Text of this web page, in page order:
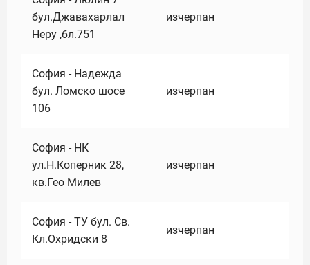
бул.Джавахарлал
Неру ,бл.751
изчерпан
София - Надежда
бул. Ломско шосе
106
изчерпан
София - НК
ул.Н.Коперник 28,
кв.Гео Милев
изчерпан
София - ТУ бул. Св.
Кл.Охридски 8
изчерпан